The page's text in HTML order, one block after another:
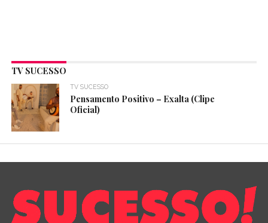
TV SUCESSO
TV SUCESSO
Pensamento Positivo – Exalta (Clipe
Oficial)